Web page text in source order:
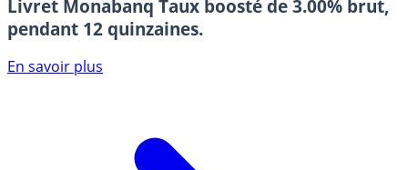
Livret Monabanq Taux boosté de 3.00% brut,
pendant 12 quinzaines.
En savoir plus